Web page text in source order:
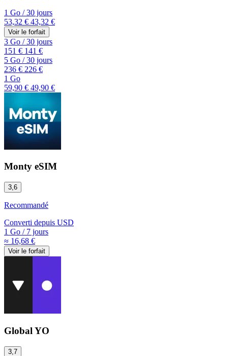
1 Go /30 jours
53,32 € 43,32 €
Voir le forfait
3 Go /30 jours
151 € 141 €
5 Go /30 jours
236 € 226 €
1 Go
59,90 € 49,90 €
Monty eSIM
3,6
Recommandé
Converti depuis USD
1 Go /7 jours
≈ 16,68 €
Voir le forfait
Global YO
3,7